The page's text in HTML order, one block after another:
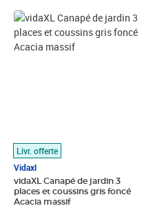
Livr. offerte
Vidaxl
vidaXL Canapé de jardin 3
places et coussins gris foncé
Acacia massif
Prix 402,89€